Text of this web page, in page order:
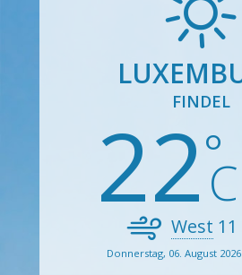
FINDEL
22
West 11
Donnerstag, 06. August